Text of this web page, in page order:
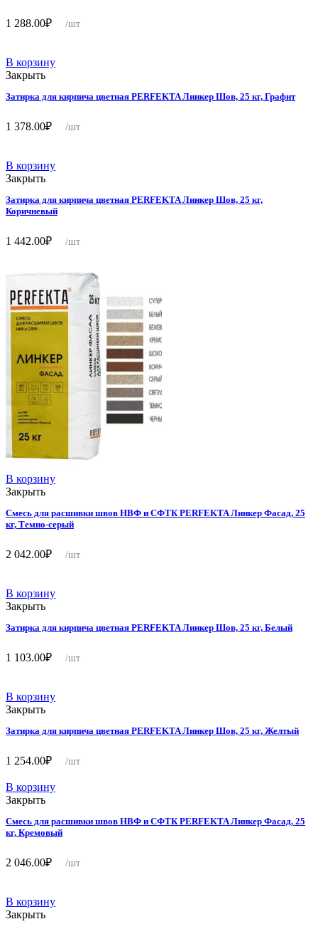
1 288.00₽ /шт
В корзину
Закрыть
Затирка для кирпича цветная PERFEKTA Линкер Шов, 25 кг, Графит
1 378.00₽ /шт
В корзину
Закрыть
Затирка для кирпича цветная PERFEKTA Линкер Шов, 25 кг,
Коричневый
1 442.00₽ /шт
В корзину
Закрыть
Смесь для расшивки швов НВФ и СФТК PERFEKTA Линкер Фасад, 25
кг, Темно-серый
2 042.00₽ /шт
В корзину
Закрыть
Затирка для кирпича цветная PERFEKTA Линкер Шов, 25 кг, Белый
1 103.00₽ /шт
В корзину
Закрыть
Затирка для кирпича цветная PERFEKTA Линкер Шов, 25 кг, Желтый
1 254.00₽ /шт
В корзину
Закрыть
Смесь для расшивки швов НВФ и СФТК PERFEKTA Линкер Фасад, 25
кг, Кремовый
2 046.00₽ /шт
В корзину
Закрыть